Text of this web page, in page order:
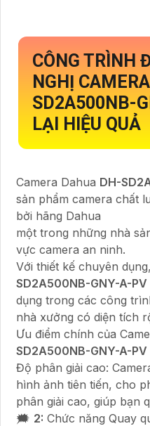
CÔNG TRÌNH
NGHỊ
SD2A500NB-
LẠI HIỆU QUẢ
Camera Dahua DH-
sản phẩm camera chất
bởi hãng Dahua
một trong những nhà
vực camera an ninh.
Với thiết kế chuyên
SD2A500NB-GNY-A-PV
dụng trong các công
nhà xưởng có diện tích
Ưu điểm chính của
SD2A500NB-GNY-A-PV
Độ phân giải cao:
hình ảnh tiên tiến, cho
phân giải cao, giúp bạn
🗯️ 2: Chức năng Quay